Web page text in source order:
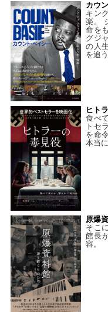
カウ
キン
楽。
命を
グジ
の人
を追
ヒト
食べ
トセ
を命
本当
原爆
そこ
館長
容。